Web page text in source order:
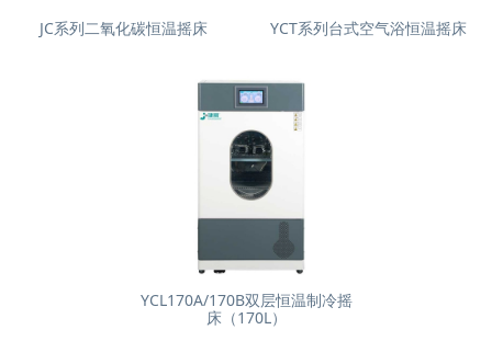
JC系列二氧化碳恒温摇床 YCT系列台式空气浴恒温摇床
YCL170A/170B双层恒温制冷摇
床（170L）